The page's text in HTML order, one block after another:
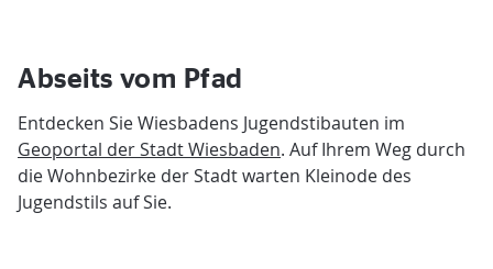
Abseits vom Pfad
Entdecken Sie Wiesbadens Jugendstibauten im
Geoportal der Stadt Wiesbaden. Auf Ihrem Weg durch
die Wohnbezirke der Stadt warten Kleinode des
Jugendstils auf Sie.